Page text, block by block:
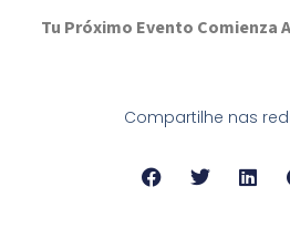
Tu Próximo Evento Comienza
Compartilhe nas